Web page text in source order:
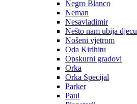
Negro Blanco
Neman
Nesavladimir
Nešto nam ubija djecu
Nošeni vjetrom
Oda Kirihitu
Opskurni gradovi
Orka
Orka Specijal
Parker
Paul